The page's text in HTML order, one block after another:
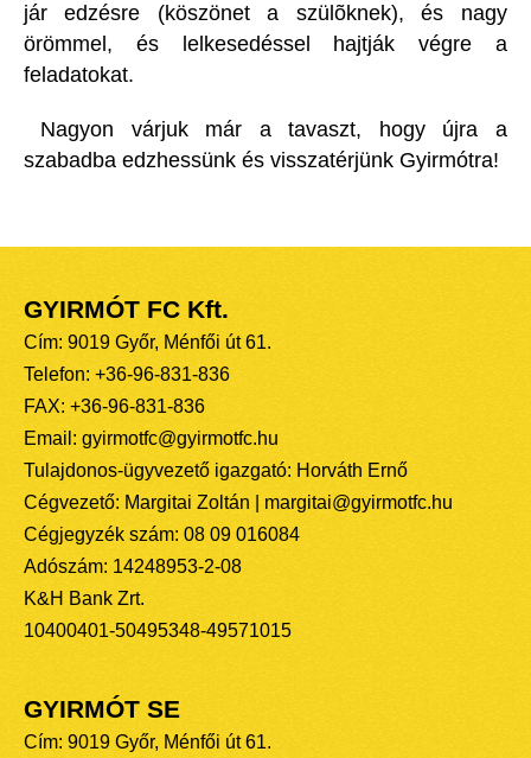
jár edzésre (köszönet a szülõknek), és nagy
örömmel, és lelkesedéssel hajtják végre a
feladatokat.
Nagyon várjuk már a tavaszt, hogy újra a
szabadba edzhessünk és visszatérjünk Gyirmótra!
GYIRMÓT FC Kft.
Cím: 9019 Győr, Ménfői út 61.
Telefon: +36-96-831-836
FAX: +36-96-831-836
Email: gyirmotfc@gyirmotfc.hu
Tulajdonos-ügyvezető igazgató: Horváth Ernő
Cégvezető: Margitai Zoltán | margitai@gyirmotfc.hu
Cégjegyzék szám: 08 09 016084
Adószám: 14248953-2-08
K&H Bank Zrt.
10400401-50495348-49571015
GYIRMÓT SE
Cím: 9019 Győr, Ménfői út 61.